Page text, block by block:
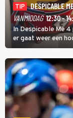
TIP
DESPICABLE
VANMIDDAG 12:30 -
In Despicable Me
er gaat weer een